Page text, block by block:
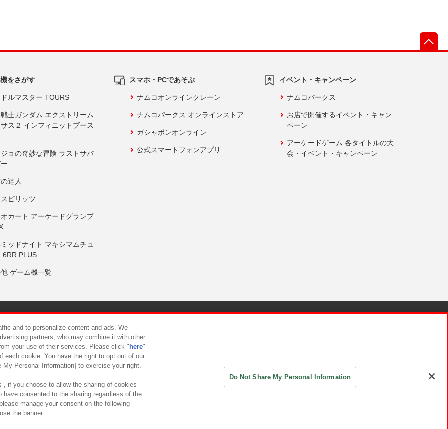
をさがす
ルマスター TOURS
士ガンダム エクストリーム
ス２ インフィニットブース
ョの奇妙な冒険 ラストサバ
達人
ピリッツ
カート アーケードグランプ
ッドナイト マキシマムチュ
6RR PLUS
ゲーム機一覧
スマホ・PCであそぶ
ナムコオンラインクレーン
ナムコパークス オンラインストア
ガシャポンオンライン
公式スマートフォンアプリ
イベント・キャンペーン
ナムコパークス
お店で開催するイベント・キャン
ペーン
アーケードゲーム 各タイトルの大
会・イベント・キャンペーン
について カスタマーハラスメント対応方針
and to personalize content and ads. We
partners, who may combine it with other
your use of their services. Please click " here"
each cookie. You have the right to opt out of our
Personal Information] to exercise your right.
, if you choose to allow the sharing of cookies
have consented to the sharing regardless of the
manage your consent on the following
the banner.
Do Not Share My Personal Information